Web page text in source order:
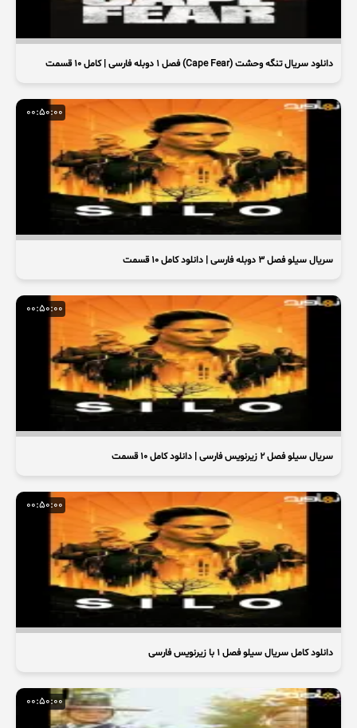
دانلود سریال تنگه وحشت (Cape Fear) فصل ۱ دوبله فارسی | کامل ۱۰ قسمت
00:50:00
سریال سیلو فصل ۳ دوبله فارسی | دانلود کامل ۱۰ قسمت
00:50:00
سریال سیلو فصل ۲ زیرنویس فارسی | دانلود کامل ۱۰ قسمت
00:50:00
دانلود کامل سریال سیلو فصل ۱ با زیرنویس فارسی
00:50:00